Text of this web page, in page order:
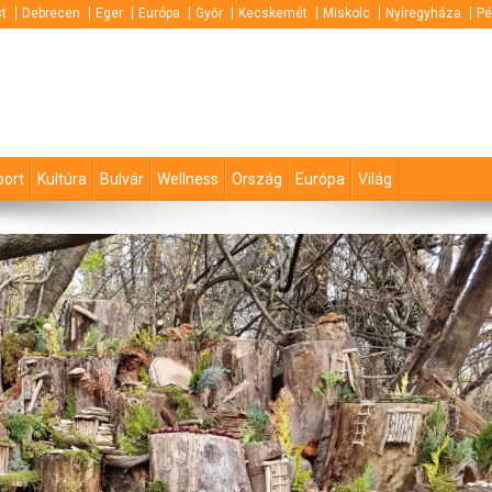
Debrecen Eger Európa Győr Kecskemét Miskolc Nyíregyháza
Kultúra Bulvár Wellness Ország Európa Világ